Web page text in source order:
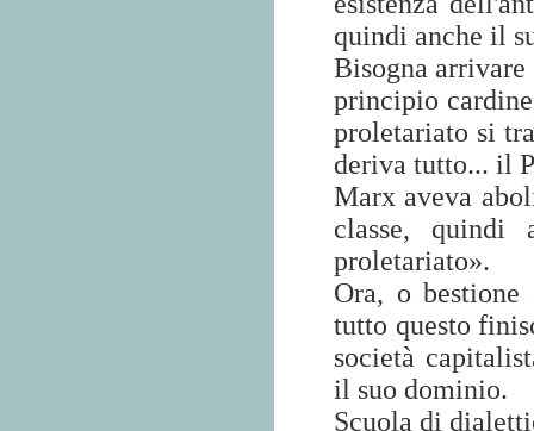
quindi anche il
Bisogna
principio
proletariato si
deriva tutto... il
Marx aveva
classe,
proletariato».
Ora, o
tutto questo
società
il suo dominio.
Scuola di